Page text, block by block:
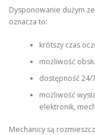
Dysponowanie dużym
oznacza to:
krótszy czas
możliwość
dostępność 24/
możliwość
elektronik,
Mechanicy są